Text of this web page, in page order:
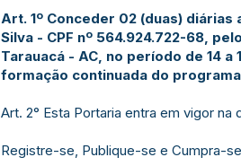
Art. 1º Conceder 02 (duas)
Silva - CPF nº 564.924.722-68,
Tarauacá - AC, no período de 14
formação continuada do
Art. 2° Esta Portaria entra em vigor
Registre-se, Publique-se e Cumpra-